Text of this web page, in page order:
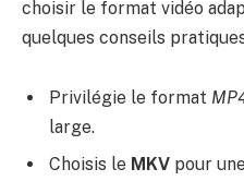
choisir le format vidéo
quelques conseils
Privilégie le format
large.
Choisis le MKV pour